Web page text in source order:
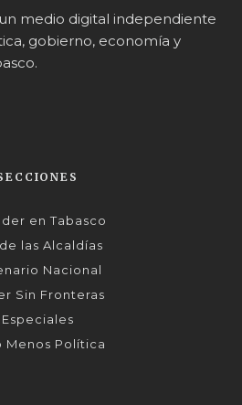
medio digital independiente
gobierno, economía y
en Tabasco
las Alcaldías
Nacional
Sin Fronteras
Especiales
Menos Política